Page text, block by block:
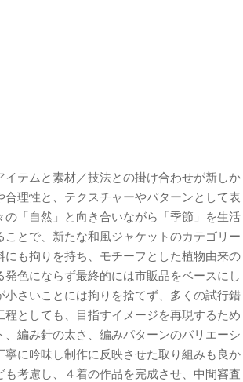
テムと素材／技法との掛け合わせが新しか
理性と、テクスチャーやパターンとして表
「自然」と向き合いながら「季節」を生活
とで、新たな和風ジャケットのカテゴリー
も拘りを持ち、モチーフとした植物由来の
色にならず最終的には市販品をベースにし
さいことには拘りを捨てず、多くの試行錯
としても、目指すイメージを再現するため
編み針の太さ、編みパターンのバリエーシ
に吟味し制作に反映させた取り組みも良か
考慮し、４着の作品を完成させ、中間審査